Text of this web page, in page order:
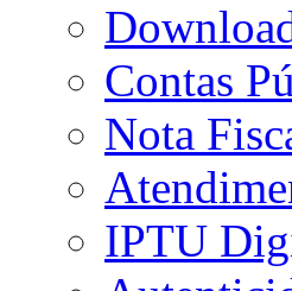
Contas
Nota
IPTU